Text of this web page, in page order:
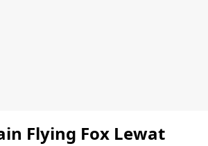
Flying Fox Lewat